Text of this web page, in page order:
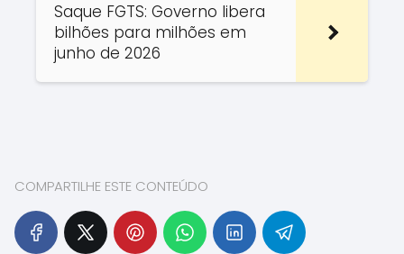
Saque FGTS: Governo libera
bilhões para milhões em
junho de 2026
COMPARTILHE ESTE CONTEÚDO